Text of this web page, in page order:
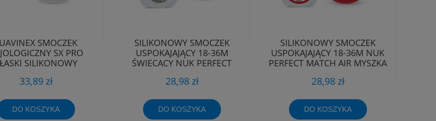
SMOCZEK
SX PRO
SILIKONOWY
33,89 zł
DO KOSZYKA
SILIKONOWY SMOCZEK
USPOKAJAJĄCY 18-36M
ŚWIECĄCY NUK PERFECT
28,98 zł
DO KOSZYKA
SILIKONOWY SMOCZEK
USPOKAJAJĄCY 18-36M NUK
PERFECT MATCH AIR MYSZKA
28,98 zł
DO KOSZYKA